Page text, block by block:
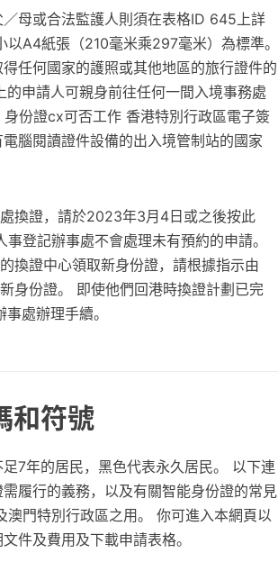
母或合法監護人則須在表格ID 645上詳
A4紙張（210毫米乘297毫米）為標準。
任何國家的護照或其他地區的旅行證件的
申請人可親身前往任何一間入境事務處
份證cx可否工作 香港特別行政區電子簽
腦閱讀證件設備的出入境管制站的國家
換證，請於2023年3月4日或之後按此
登記辦事處不會處理未有預約的申請。
換證中心領取新身份證，請根據指示由
身份證。 即使他們回港時換證計劃已完
處辦理手續。
和符號
7年的居民，黑色代表永久居民。 以下連
履行的義務，以及有關智能身份證的常見
門特別行政區之用。 你可進入本網頁以
件及費用及下載申請表格。